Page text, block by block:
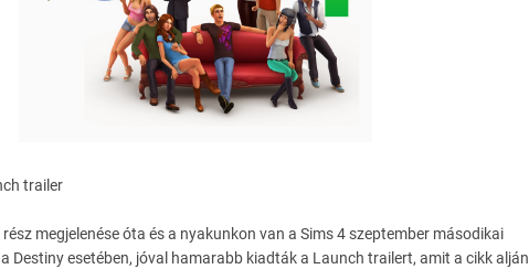
trailer
megjelenése óta és a nyakunkon van a Sims 4 szeptember másodikai
Destiny esetében, jóval hamarabb kiadták a Launch trailert, amit a cikk alján